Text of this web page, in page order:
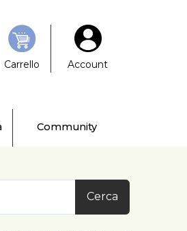
Carrello Account
Community
Cerca